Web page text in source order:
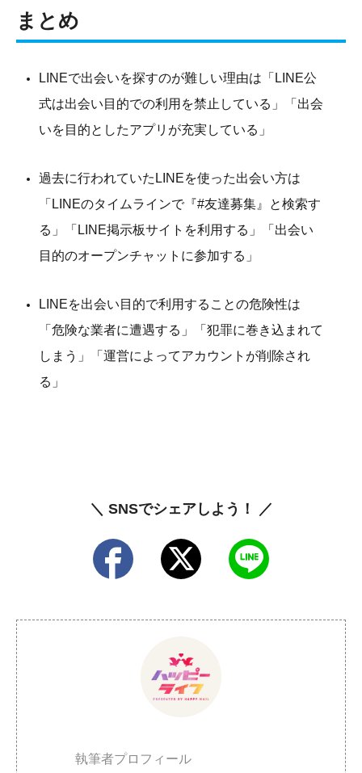
まとめ
LINEで出会いを探すのが難しい理由は「LINE公
式は出会い目的での利用を禁止している」「出会
いを目的としたアプリが充実している」
過去に行われていたLINEを使った出会い方は
「LINEのタイムラインで『#友達募集』と検索す
る」「LINE掲示板サイトを利用する」「出会い
目的のオープンチャットに参加する」
LINEを出会い目的で利用することの危険性は
「危険な業者に遭遇する」「犯罪に巻き込まれて
しまう」「運営によってアカウントが削除され
る」
＼ SNSでシェアしよう！ ／
執筆者プロフィール